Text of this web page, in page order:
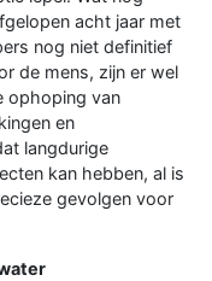
acht jaar met
nog niet definitief
de mens, zijn er wel
ophoping van
en
langdurige
kan hebben, al is
gevolgen voor